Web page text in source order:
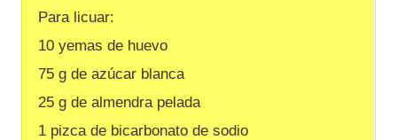
Para licuar:
10 yemas de huevo
75 g de azúcar blanca
25 g de almendra pelada
1 pizca de bicarbonato de sodio